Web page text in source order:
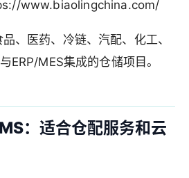
www.biaolingchina.com/
、医药、冷链、汽配、化工、
ERP/MES集成的仓储项目。
：适合仓配服务和云